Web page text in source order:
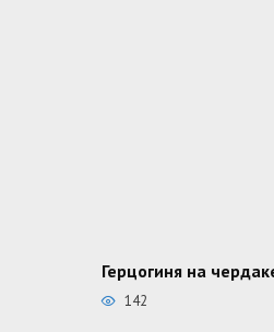
Герцогиня на
142